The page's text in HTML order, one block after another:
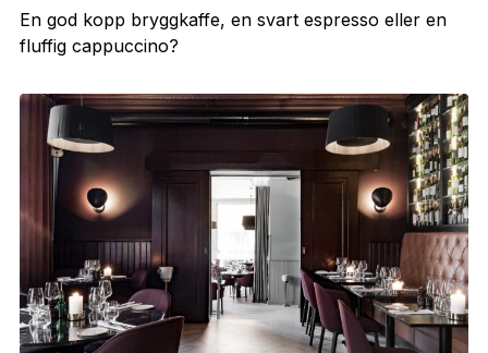
En god kopp bryggkaffe, en svart espresso eller en
fluffig cappuccino?